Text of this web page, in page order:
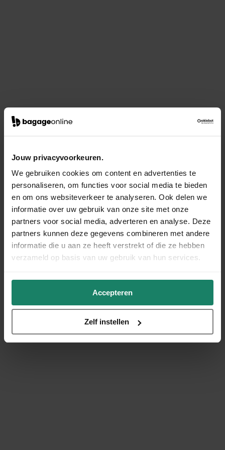
Jouw privacyvoorkeuren.
We gebruiken cookies om content en advertenties te
personaliseren, om functies voor social media te bieden
en om ons websiteverkeer te analyseren. Ook delen we
informatie over uw gebruik van onze site met onze
partners voor social media, adverteren en analyse. Deze
partners kunnen deze gegevens combineren met andere
informatie die u aan ze heeft verstrekt of die ze hebben
verzameld op basis van uw gebruik van hun services.
Accepteren
Zelf instellen